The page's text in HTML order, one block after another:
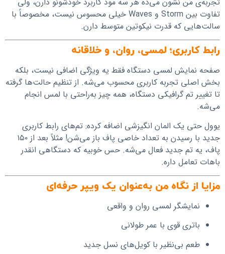
تفاوت بین Storm و Waves خیلی محسوس نیست، مخصوصاً با
سالت‌هایی که قدرت نیکوتین متوسط دارن.
رابط کاربری؛ لمسی، روان، و خلاقانه
صفحه نمایش لمسی دستگاه فقط یه ویژگی اضافی نیست، بلکه
بخش اصلی تجربه کاربری محسوب می‌شه. از تنظیم حالت‌ها گرفته
تا تغییر تم گرافیکی دستگاه، همه چیز به‌راحتی با لمس انجام
می‌شه.
یوول حتی یک المان انگیزشی اضافه کرده: تم‌های رابط کاربری
جدید با رسیدن به تعداد خاصی پاف باز می‌شن! مثلاً بعد از ۱۵۰
پاف، یه تم جدید فعال می‌شه. حس خوبیه که دستگاهی انقدر
باهات تعامل داره.
مزایا از نگاه من به‌عنوان یک ویپر حرفه‌ای
نمایشگر لمسی روان و واقعی
باتری قوی با عمر طولانی
طعم بی‌نظیر با کویل‌های نسل جدید